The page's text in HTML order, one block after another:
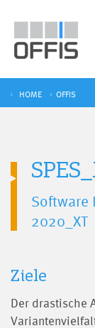
HOME OFFIS
Software
2020_XT
Ziele
Der drastische